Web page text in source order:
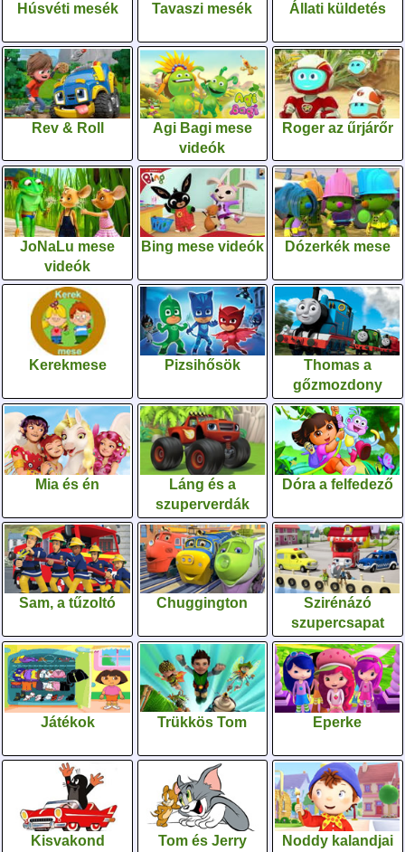
Húsvéti mesék Tavaszi mesék Állati küldetés
Rev & Roll
Agi Bagi mese
videók
Roger az űrjárőr
JoNaLu mese
videók
Bing mese videók Dózerkék mese
Kerekmese Pizsihősök
Thomas a
gőzmozdony
Mia és én
Láng és a
szuperverdák
Dóra a felfedező
Sam, a tűzoltó Chuggington
Szirénázó
szupercsapat
Játékok Trükkös Tom Eperke
Kisvakond Tom és Jerry
Noddy kalandjai